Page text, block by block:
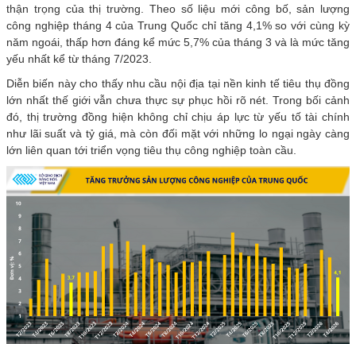
thận trọng của thị trường. Theo số liệu mới công bố, sản lượng
công nghiệp tháng 4 của Trung Quốc chỉ tăng 4,1% so với cùng kỳ
năm ngoái, thấp hơn đáng kể mức 5,7% của tháng 3 và là mức tăng
yếu nhất kể từ tháng 7/2023.
Diễn biến này cho thấy nhu cầu nội địa tại nền kinh tế tiêu thụ đồng
lớn nhất thế giới vẫn chưa thực sự phục hồi rõ nét. Trong bối cảnh
đó, thị trường đồng hiện không chỉ chịu áp lực từ yếu tố tài chính
như lãi suất và tỷ giá, mà còn đối mặt với những lo ngại ngày càng
lớn liên quan tới triển vọng tiêu thụ công nghiệp toàn cầu.